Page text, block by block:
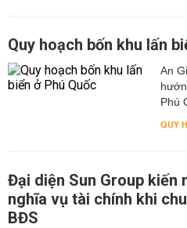
Quy hoạch bốn khu lấn
An
Phú
QUY
Đại diện Sun Group kiến
nghĩa vụ tài chính khi
BĐS